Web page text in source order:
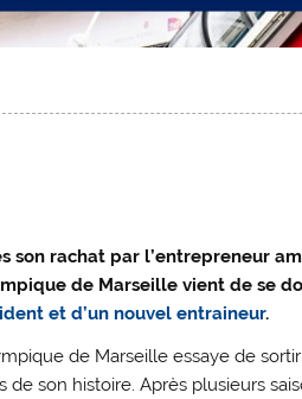
son rachat par l’entrepreneur
de Marseille vient de se
et d’un nouvel entraineur.
de Marseille essaye de
de son histoire. Après plusieurs